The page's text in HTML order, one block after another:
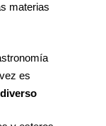
materias
es